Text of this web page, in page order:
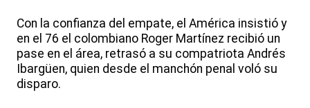
Con la confianza del empate, el América insistió y
en el 76 el colombiano Roger Martínez recibió un
pase en el área, retrasó a su compatriota Andrés
Ibargüen, quien desde el manchón penal voló su
disparo.